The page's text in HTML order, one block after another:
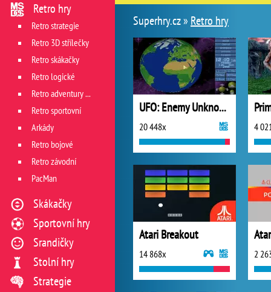
Superhry.cz » Retro hry
UFO: Enemy Unknown
20 448x 4
Atari Breakout
14 868x 2
Retro hry
Retro strategie
Retro 3D střílečky
Retro skákačky
Retro logické
Retro adventury a dobrodružné
Retro sportovní
Arkády
Retro bojové
Retro závodní
PacMan
Skákačky
Sportovní hry
Srandičky
Stolní hry
Strategie